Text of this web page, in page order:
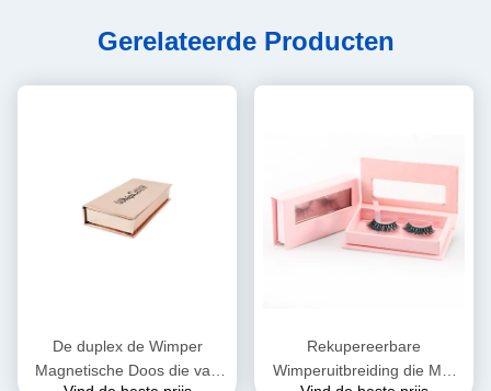
Gerelateerde Producten
De duplex de Wimper
Magnetische Doos die van
Rekupereerbare
Wimperuitbreiding die Met